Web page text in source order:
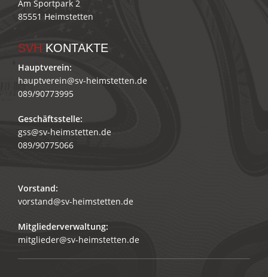
Am Sportpark 2
85551 Heimstetten
SVH KONTAKTE
Hauptverein:
hauptverein@sv-heimstetten.de
089/90773995
Geschäftsstelle:
gss@sv-heimstetten.de
089/90775066
Vorstand:
vorstand@sv-heimstetten.de
Mitgliederverwaltung:
mitglieder@sv-heimstetten.de